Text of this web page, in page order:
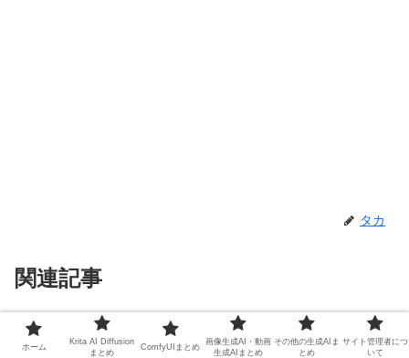
タカ
関連記事
PyTorch
価格ドットコムのWebスクレイピ
ングによるゲーミングPC定点価
ホーム
Krita AI Diffusion
まとめ
ComfyUIまとめ
画像生成AI・動画
生成AIまとめ
その他の生成AIま
とめ
サイト管理者につ
いて